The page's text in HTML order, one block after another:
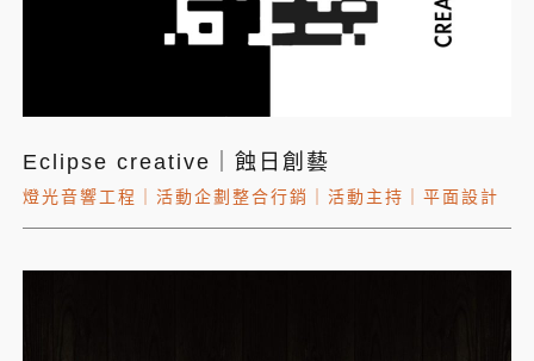
Eclipse creative｜蝕日創藝
燈光音響工程 活動企劃整合行銷 活動主持 平面設計